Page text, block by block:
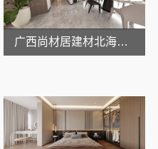
广西尚材居建材北海环保装修靠谱吗